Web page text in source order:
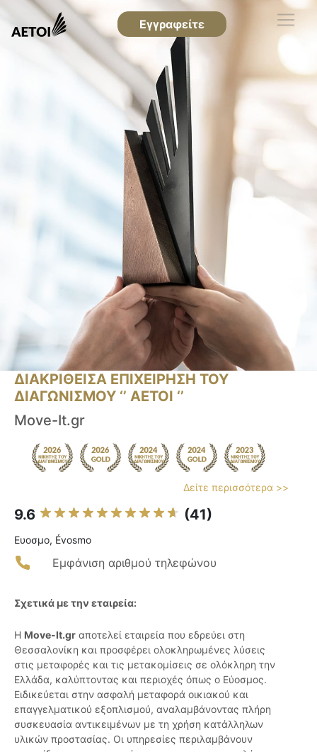
Εγγραφείτε
ΔΙΑΚΡΙΘΕΙΣΑ ΕΠΙΧΕΙΡΗΣΗ ΤΟΥ
ΔΙΑΓΩΝΙΣΜΟΥ ‘’ ΑΕΤΟΙ ‘’
Move-It.gr
Δείτε περισσότερα >>
9.6 (41)
Ευοσμο, Évosmo
Εμφάνιση αριθμού τηλεφώνου
Σχετικά με την εταιρεία:
Η Move-It.gr αποτελεί εταιρεία που εδρεύει στη
Θεσσαλονίκη και προσφέρει ολοκληρωμένες λύσεις
στις μεταφορές και τις μετακομίσεις σε ολόκληρη την
Ελλάδα, καλύπτοντας και περιοχές όπως ο Εύοσμος.
Ειδικεύεται στην ασφαλή μεταφορά οικιακού και
επαγγελματικού εξοπλισμού, αναλαμβάνοντας πλήρη
συσκευασία αντικειμένων με τη χρήση κατάλληλων
υλικών προστασίας. Οι υπηρεσίες περιλαμβάνουν